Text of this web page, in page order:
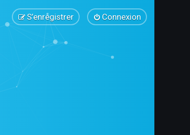
Connexion
S’enregistrer